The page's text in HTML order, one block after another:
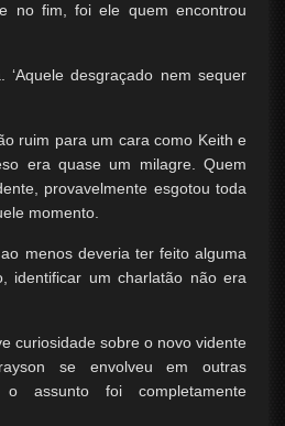
no fim, foi ele quem encontrou
‘Aquele desgraçado nem sequer
ruim para um cara como Keith e
era quase um milagre. Quem
provavelmente esgotou toda
momento.
menos deveria ter feito alguma
identificar um charlatão não era
curiosidade sobre o novo vidente
se envolveu em outras
assunto foi completamente